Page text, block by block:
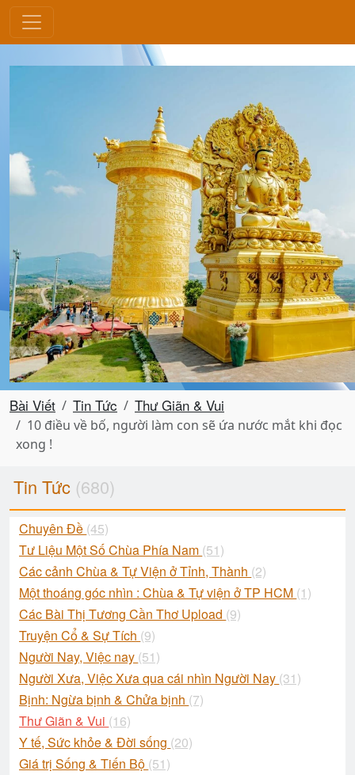
Bài Viết Tin Tức Thư Giãn & Vui
10 điều về bố, người làm con sẽ ứa nước mắt khi đọc
xong !
Tin Tức (680)
Chuyên Đề (45)
Tư Liệu Một Số Chùa Phía Nam (51)
Các cảnh Chùa & Tự Viện ở Tỉnh, Thành (2)
Một thoáng góc nhìn : Chùa & Tự viện ở TP HCM (1)
Các Bài Thị Tương Cần Thơ Upload (9)
Truyện Cổ & Sự Tích (9)
Người Nay, Việc nay (51)
Người Xưa, Việc Xưa qua cái nhìn Người Nay (31)
Bịnh: Ngừa bịnh & Chửa bịnh (7)
Thư Giãn & Vui (16)
Y tế, Sức khỏe & Đời sống (20)
Giá trị Sống & Tiến Bộ (51)